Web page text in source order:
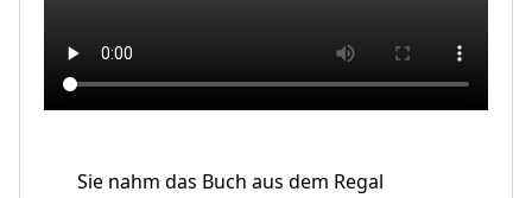
Sie nahm das Buch aus dem Regal